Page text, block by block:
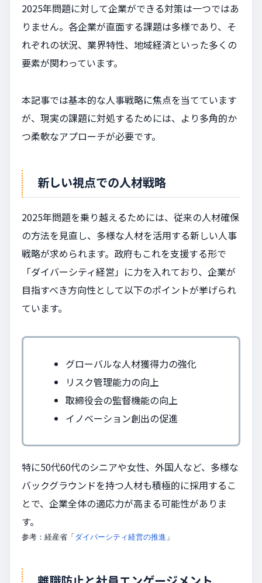
2025年問題に対して企業ができる対策は一つではあ
りません。各企業が直面する課題は多様であり、そ
れぞれの状況、業界特性、地域経済といった多くの
要素が関わっています。
本記事では基本的な人事戦略に焦点を当てています
が、現実の課題に対処するためには、より多角的か
つ柔軟なアプローチが必要です。
新しい視点での人材戦略
2025年問題を乗り越えるためには、従来の人材確保
の方法を見直し、多様な人材を活用する新しい人事
戦略が求められます。政府もこれを支援する形で
「ダイバーシティ経営」に力を入れており、企業が
目指すべき方向性として以下のポイントが挙げられ
ています。
グローバルな人材獲得力の強化
リスク管理能力の向上
取締役会の監督機能の向上
イノベーション創出の促進
特に50代60代のシニアや女性、外国人など、多様な
バックグラウンドを持つ人材も積極的に採用するこ
とで、企業全体の適応力が高まる可能性がありま
す。
参考：経産省「 ダイバーシティ経営の推進 」